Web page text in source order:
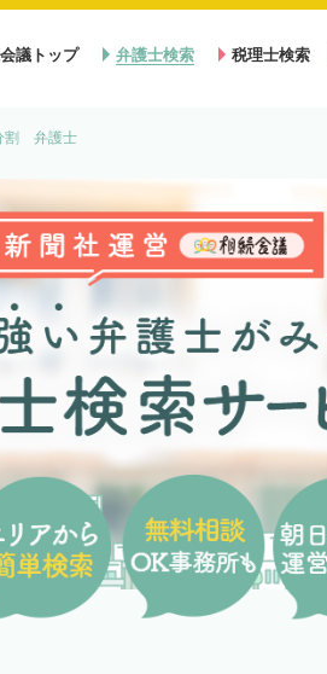
議トップ 弁護士検索 税理士検索
割 弁護士